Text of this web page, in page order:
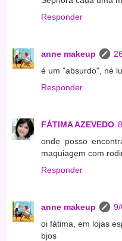
Responder
anne makeup
é um "absurdo", né
Responder
FÁTIMA AZEVEDO
onde posso
maquiagem com
Responder
anne makeup
oi fátima, em lojas
bjos